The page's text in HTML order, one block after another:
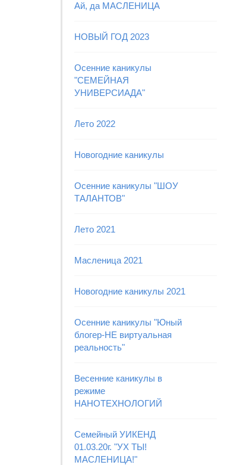
Ай, да МАСЛЕНИЦА
НОВЫЙ ГОД 2023
Осенние каникулы
"СЕМЕЙНАЯ
УНИВЕРСИАДА"
Лето 2022
Новогодние каникулы
Осенние каникулы "ШОУ
ТАЛАНТОВ"
Лето 2021
Масленица 2021
Новогодние каникулы 2021
Осенние каникулы "Юный
блогер-НЕ виртуальная
реальность"
Весенние каникулы в
режиме
НАНОТЕХНОЛОГИЙ
Семейный УИКЕНД
01.03.20г. "УХ ТЫ!
МАСЛЕНИЦА!"